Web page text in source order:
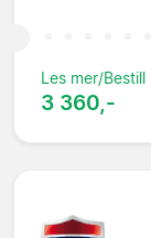
Les mer/Bestill
3 360,-